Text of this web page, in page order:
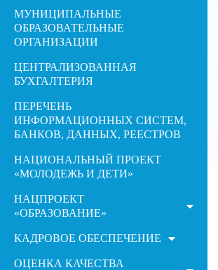
МУНИЦИПАЛЬНЫЕ
ОБРАЗОВАТЕЛЬНЫЕ
ОРГАНИЗАЦИИ
ЦЕНТРАЛИЗОВАННАЯ
БУХГАЛТЕРИЯ
ПЕРЕЧЕНЬ
ИНФОРМАЦИОННЫХ СИСТЕМ,
БАНКОВ, ДАННЫХ, РЕЕСТРОВ
НАЦИОНАЛЬНЫЙ ПРОЕКТ
«МОЛОДЕЖЬ И ДЕТИ»
НАЦПРОЕКТ
«ОБРАЗОВАНИЕ»
КАДРОВОЕ ОБЕСПЕЧЕНИЕ
ОЦЕНКА КАЧЕСТВА